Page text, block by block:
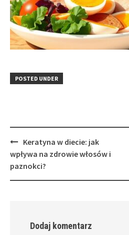
POSTED UNDER
Post
navigation
Keratyna w diecie: jak
wpływa na zdrowie włosów i
paznokci?
Dodaj komentarz